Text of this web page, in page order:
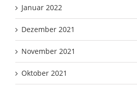
Januar 2022
Dezember 2021
November 2021
Oktober 2021